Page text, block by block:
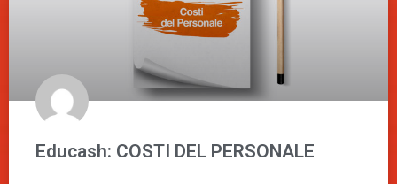
Educash: COSTI DEL PERSONALE